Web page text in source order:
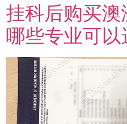
挂科后购买
哪些专业可以